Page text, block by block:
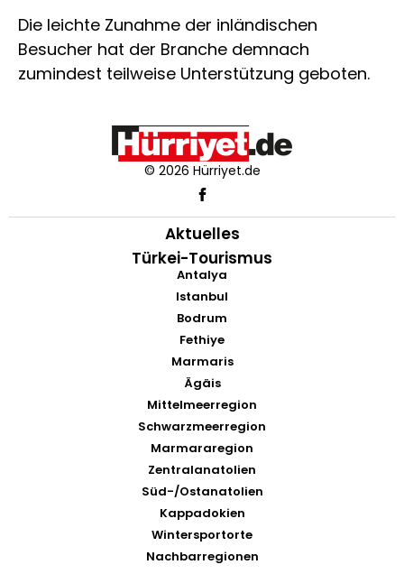
Die leichte Zunahme der inländischen
Besucher hat der Branche demnach
zumindest teilweise Unterstützung geboten.
© 2026 Hürriyet.de
Aktuelles
Türkei-Tourismus
Antalya
Istanbul
Bodrum
Fethiye
Marmaris
Ägäis
Mittelmeerregion
Schwarzmeerregion
Marmararegion
Zentralanatolien
Süd-/Ostanatolien
Kappadokien
Wintersportorte
Nachbarregionen